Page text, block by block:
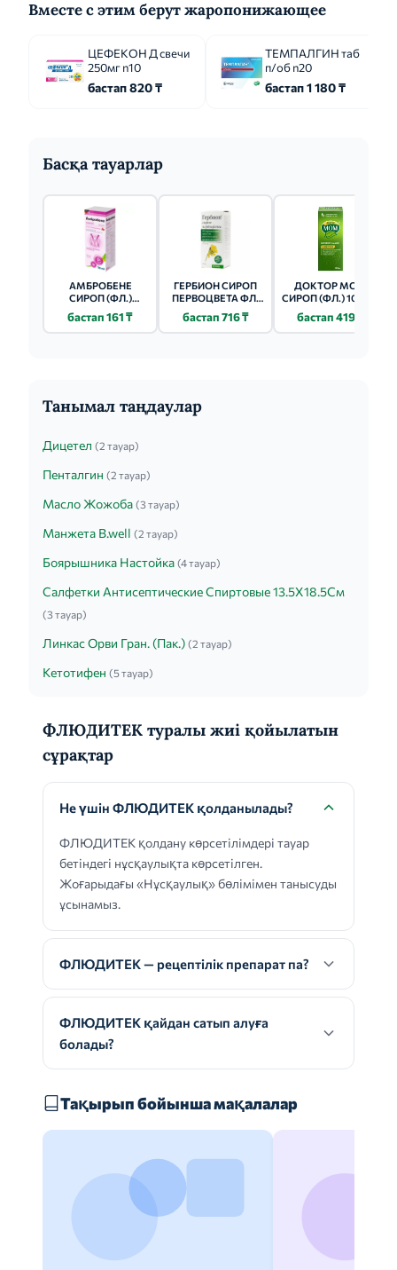
Вместе с этим берут жаропонижающее
ЦЕФЕКОН Д свечи
250мг n10
бастап 820 ₸
ТЕМПАЛГИН таб
п/об n20
бастап 1 180 ₸
Басқа тауарлар
АМБРОБЕНЕ
СИРОП (ФЛ.)
бастап 161 ₸
ГЕРБИОН СИРОП
ПЕРВОЦВЕТА ФЛ.
бастап 716 ₸
ДОКТОР МОМ
СИРОП (ФЛ.) 100МЛ
бастап 419 ₸
Танымал таңдаулар
Дицетел (2 тауар)
Пенталгин (2 тауар)
Масло Жожоба (3 тауар)
Манжета B.well (2 тауар)
Боярышника Настойка (4 тауар)
Салфетки Антисептические Спиртовые 13.5Х18.5См
(3 тауар)
Линкас Орви Гран. (Пак.) (2 тауар)
Кетотифен (5 тауар)
ФЛЮДИТЕК туралы жиі қойылатын
сұрақтар
Не үшін ФЛЮДИТЕК қолданылады?
ФЛЮДИТЕК қолдану көрсетілімдері тауар
бетіндегі нұсқаулықта көрсетілген.
Жоғарыдағы «Нұсқаулық» бөлімімен танысуды
ұсынамыз.
ФЛЮДИТЕК — рецептілік препарат па?
ФЛЮДИТЕК қайдан сатып алуға
болады?
Тақырып бойынша мақалалар